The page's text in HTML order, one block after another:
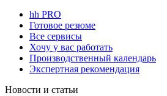
hh PRO
Готовое резюме
Все сервисы
Хочу у вас работать
Производственный календарь
Экспертная рекомендация
Новости и статьи